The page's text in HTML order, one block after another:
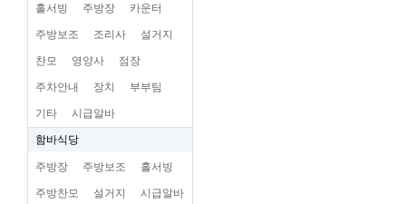
홀서빙 주방장 카운터
주방보조 조리사 설거지
찬모 영양사 점장
주차안내 장치 부부팀
기타 시급알바
함바식당
주방장 주방보조 홀서빙
주방찬모 설거지 시급알바